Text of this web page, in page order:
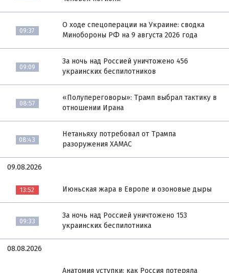
09:37
О ходе спецоперации на Украине: сводка
Минобороны РФ на 9 августа 2026 года
09:09
За ночь над Россией уничтожено 456
украинских беспилотников
08:57
«Полупереговоры»: Трамп выбрал тактику в
отношении Ирана
08:43
Нетаньяху потребовал от Трампа
разоружения ХАМАС
09.08.2026
13:52 Июньская жара в Европе и озоновые дыры
09:33
За ночь над Россией уничтожено 153
украинских беспилотника
08.08.2026
Анатомия уступки: как Россия потеряла